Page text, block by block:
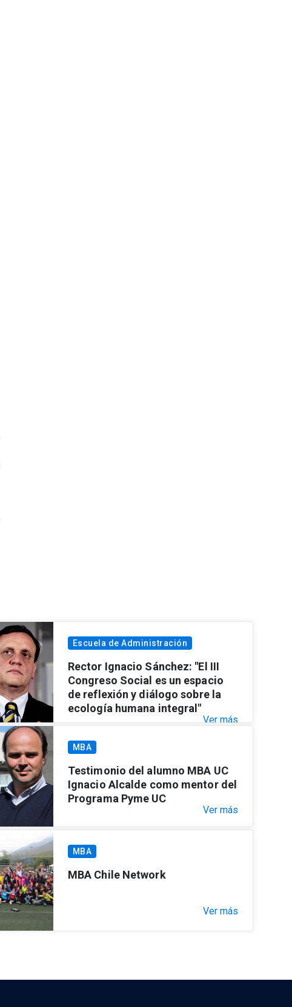
Escuela de Administración
Rector Ignacio Sánchez: "El III
Congreso Social es un espacio
de reflexión y diálogo sobre la
ecología humana integral"
Ver más
MBA
Testimonio del alumno MBA UC
Ignacio Alcalde como mentor del
Programa Pyme UC
Ver más
MBA
MBA Chile Network
Ver más